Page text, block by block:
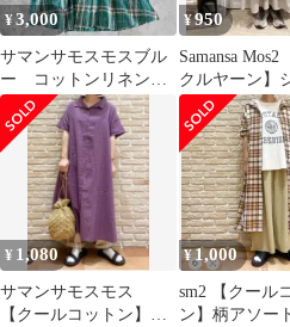
¥3,000
サマンサモスモスブル
ー コットンリネンシ
ャツワンピース ロン
グ チェック柄 F
¥950
Samansa Mos2
クルヤーン】
ンピース
¥ 1,080
サマンサモスモス
【クールコットン】柄
¥1,000
sm2 【クール
ン】柄アソー